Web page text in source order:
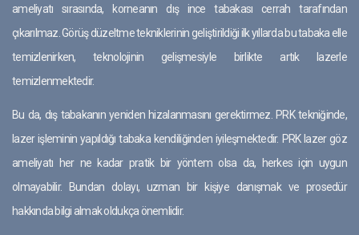
ameliyatı sırasında, korneanın dış ince tabakası cerrah tarafından
çıkarılmaz. Görüş düzeltme tekniklerinin geliştirildiği ilk yıllarda bu tabaka elle
temizlenirken, teknolojinin gelişmesiyle birlikte artık lazerle
temizlenmektedir.
Bu da, dış tabakanın yeniden hizalanmasını gerektirmez. PRK tekniğinde,
lazer işleminin yapıldığı tabaka kendiliğinden iyileşmektedir. PRK lazer göz
ameliyatı her ne kadar pratik bir yöntem olsa da, herkes için uygun
olmayabilir. Bundan dolayı, uzman bir kişiye danışmak ve prosedür
hakkında bilgi almak oldukça önemlidir.